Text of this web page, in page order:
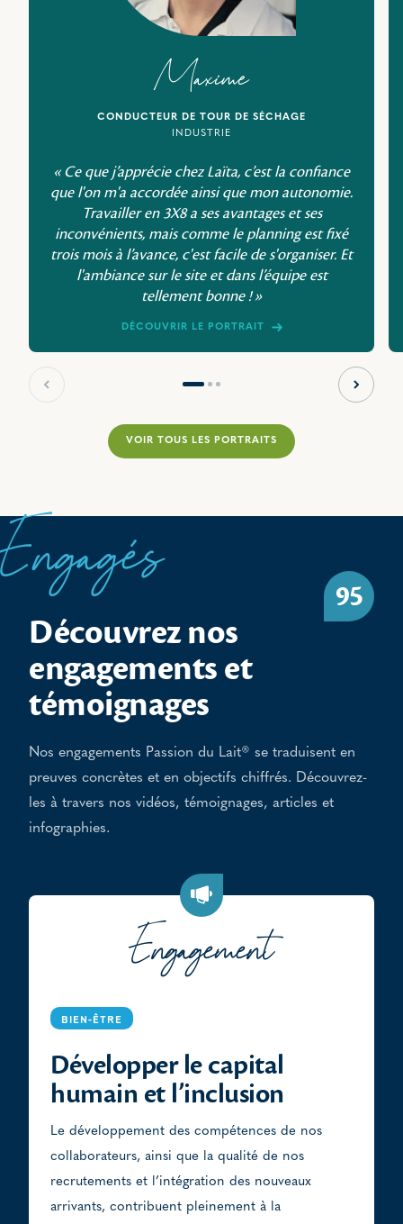
Maxime
CONDUCTEUR DE TOUR DE SÉCHAGE
INDUSTRIE
« Ce que j’apprécie chez Laïta, c’est la confiance
que l'on m'a accordée ainsi que mon autonomie.
Travailler en 3X8 a ses avantages et ses
inconvénients, mais comme le planning est fixé
trois mois à l’avance, c'est facile de s'organiser. Et
l'ambiance sur le site et dans l’équipe est
tellement bonne ! »
DÉCOUVRIR LE PORTRAIT
Slide précédente Slide
VOIR TOUS LES PORTRAITS
Engagés
95
Découvrez nos
engagements et
témoignages
Nos engagements Passion du Lait® se traduisent en
preuves concrètes et en objectifs chiffrés. Découvrez-
les à travers nos vidéos, témoignages, articles et
infographies.
Engagement
BIEN-ÊTRE
Développer le capital
humain et l’inclusion
Le développement des compétences de nos
collaborateurs, ainsi que la qualité de nos
recrutements et l’intégration des nouveaux
arrivants, contribuent pleinement à la